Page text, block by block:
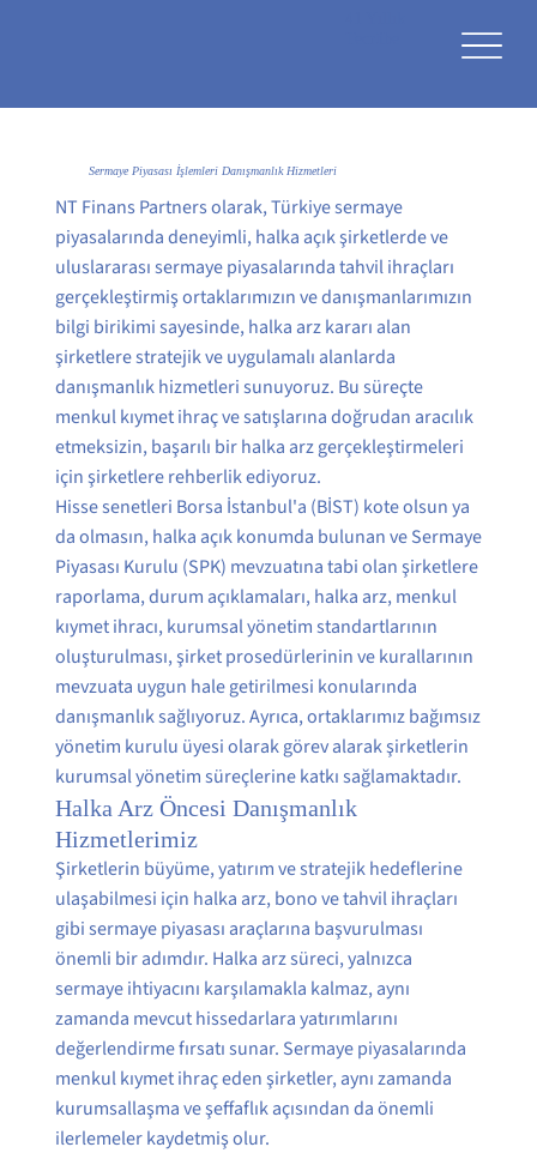
Sermaye Piyasası İşlemleri Danışmanlık Hizmetleri
NT Finans Partners olarak, Türkiye sermaye
piyasalarında deneyimli, halka açık şirketlerde ve
uluslararası sermaye piyasalarında tahvil ihraçları
gerçekleştirmiş ortaklarımızın ve danışmanlarımızın
bilgi birikimi sayesinde, halka arz kararı alan
şirketlere stratejik ve uygulamalı alanlarda
danışmanlık hizmetleri sunuyoruz. Bu süreçte
menkul kıymet ihraç ve satışlarına doğrudan aracılık
etmeksizin, başarılı bir halka arz gerçekleştirmeleri
için şirketlere rehberlik ediyoruz.
Hisse senetleri Borsa İstanbul'a (BİST) kote olsun ya
da olmasın, halka açık konumda bulunan ve Sermaye
Piyasası Kurulu (SPK) mevzuatına tabi olan şirketlere
raporlama, durum açıklamaları, halka arz, menkul
kıymet ihracı, kurumsal yönetim standartlarının
oluşturulması, şirket prosedürlerinin ve kurallarının
mevzuata uygun hale getirilmesi konularında
danışmanlık sağlıyoruz. Ayrıca, ortaklarımız bağımsız
yönetim kurulu üyesi olarak görev alarak şirketlerin
kurumsal yönetim süreçlerine katkı sağlamaktadır.
Halka Arz Öncesi Danışmanlık
Hizmetlerimiz
Şirketlerin büyüme, yatırım ve stratejik hedeflerine
ulaşabilmesi için halka arz, bono ve tahvil ihraçları
gibi sermaye piyasası araçlarına başvurulması
önemli bir adımdır. Halka arz süreci, yalnızca
sermaye ihtiyacını karşılamakla kalmaz, aynı
zamanda mevcut hissedarlara yatırımlarını
değerlendirme fırsatı sunar. Sermaye piyasalarında
menkul kıymet ihraç eden şirketler, aynı zamanda
kurumsallaşma ve şeffaflık açısından da önemli
ilerlemeler kaydetmiş olur.